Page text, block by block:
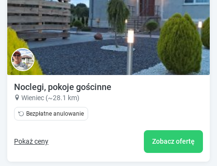
Noclegi, pokoje gościnne
Wieniec (~28.1 km)
Bezpłatne anulowanie
Pokaż ceny Zobacz ofertę